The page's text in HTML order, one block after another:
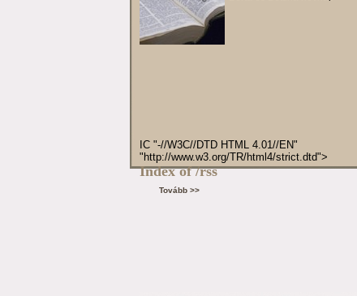
IC "-//W3C//DTD HTML 4.01//EN"
"http://www.w3.org/TR/html4/strict.dtd">
Index of /rss
Tovább >>